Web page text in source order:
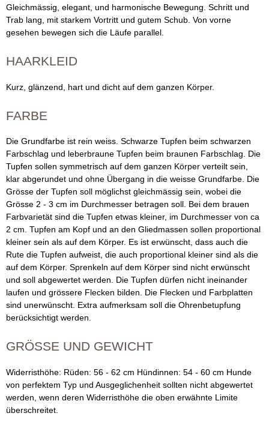
Gleichmässig, elegant, und harmonische Bewegung. Schritt und
Trab lang, mit starkem Vortritt und gutem Schub. Von vorne
gesehen bewegen sich die Läufe parallel.
HAARKLEID
Kurz, glänzend, hart und dicht auf dem ganzen Körper.
FARBE
Die Grundfarbe ist rein weiss. Schwarze Tupfen beim schwarzen
Farbschlag und leberbraune Tupfen beim braunen Farbschlag. Die
Tupfen sollen symmetrisch auf dem ganzen Körper verteilt sein,
klar abgerundet und ohne Übergang in die weisse Grundfarbe. Die
Grösse der Tupfen soll möglichst gleichmässig sein, wobei die
Grösse 2 - 3 cm im Durchmesser betragen soll. Bei dem brauen
Farbvarietät sind die Tupfen etwas kleiner, im Durchmesser von ca
2 cm. Tupfen am Kopf und an den Gliedmassen sollen proportional
kleiner sein als auf dem Körper. Es ist erwünscht, dass auch die
Rute die Tupfen aufweist, die auch proportional kleiner sind als die
auf dem Körper. Sprenkeln auf dem Körper sind nicht erwünscht
und soll abgewertet werden. Die Tupfen dürfen nicht ineinander
laufen und grössere Flecken bilden. Die Flecken und Farbplatten
sind unerwünscht. Extra aufmerksam soll die Ohrenbetupfung
berücksichtigt werden.
GRÖSSE UND GEWICHT
Widerristhöhe: Rüden: 56 - 62 cm Hündinnen: 54 - 60 cm Hunde
von perfektem Typ und Ausgeglichenheit sollten nicht abgewertet
werden, wenn deren Widerristhöhe die oben erwähnte Limite
überschreitet.